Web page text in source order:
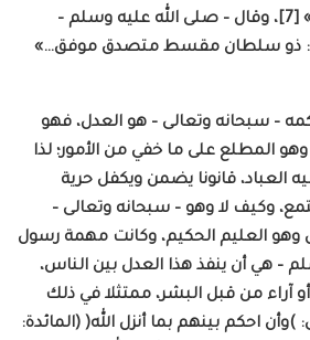
من نور عن يمين الرحمن» [7]، وقال – صلى الله عليه وسلم –
ذو سلطان مقسط متصدق موفق…»
– سبحانه وتعالى – هو العدل، فهو
وهو المطلع على ما خفي من الأمور؛ لذا
العباد، قانونا يضمن ويكفل حرية
وكيف لا وهو – سبحانه وتعالى –
وهو العليم الحكيم، وكانت مهمة رسول
– هي أن ينفذ هذا العدل بين الناس،
أو آراء من قبل البشر، ممتثلا في ذلك
احكم بينهم بما أنزل الله( (المائدة: